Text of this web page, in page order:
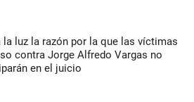
la luz la razón por la que las víctimas
contra Jorge Alfredo Vargas no
en el juicio